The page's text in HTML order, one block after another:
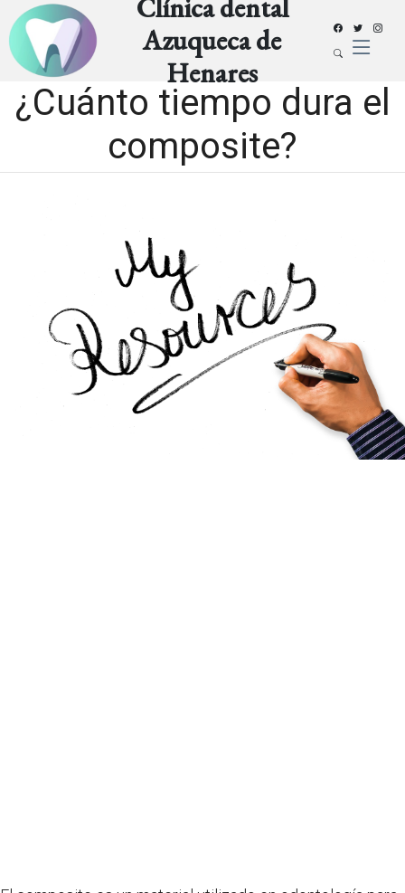
Clínica dental
Azuqueca de
Henares
¿Cuánto tiempo dura el
composite?